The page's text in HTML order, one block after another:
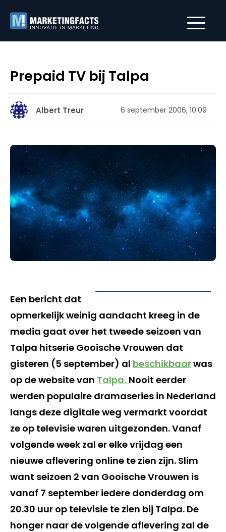
Prepaid TV bij Talpa
Albert Treur 6 september 2006, 10:09
Een bericht dat
opmerkelijk weinig aandacht kreeg in de
media gaat over het tweede seizoen van
Talpa hitserie Gooische Vrouwen dat
gisteren (5 september) al beschikbaarwas
op de website van Talpa. Nooit eerder
werden populaire dramaseries in Nederland
langs deze digitale weg vermarkt voordat
ze op televisie waren uitgezonden. Vanaf
volgende week zal er elke vrijdag een
nieuwe aflevering online te zien zijn. Slim
want seizoen 2 van Gooische Vrouwen is
vanaf 7 september iedere donderdag om
20.30 uur op televisie te zien bij Talpa. De
honger naar de volgende aflevering zal de